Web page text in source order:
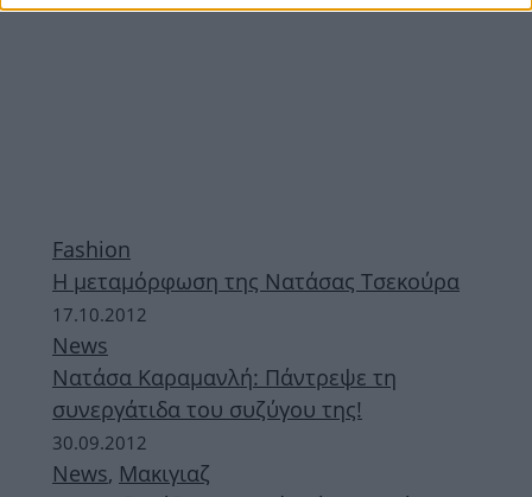
Fashion
Η μεταμόρφωση της Νατάσας Τσεκούρα
17.10.2012
News
Νατάσα Καραμανλή: Πάντρεψε τη
συνεργάτιδα του συζύγου της!
30.09.2012
News, Μακιγιαζ